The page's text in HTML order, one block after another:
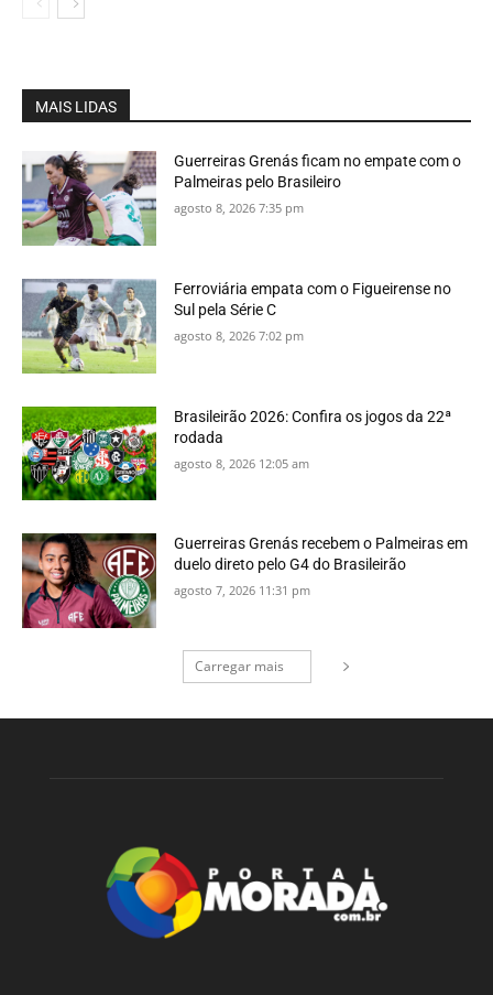
MAIS LIDAS
Guerreiras Grenás ficam no empate com o
Palmeiras pelo Brasileiro
agosto 8, 2026 7:35 pm
Ferroviária empata com o Figueirense no
Sul pela Série C
agosto 8, 2026 7:02 pm
Brasileirão 2026: Confira os jogos da 22ª
rodada
agosto 8, 2026 12:05 am
Guerreiras Grenás recebem o Palmeiras em
duelo direto pelo G4 do Brasileirão
agosto 7, 2026 11:31 pm
Carregar mais